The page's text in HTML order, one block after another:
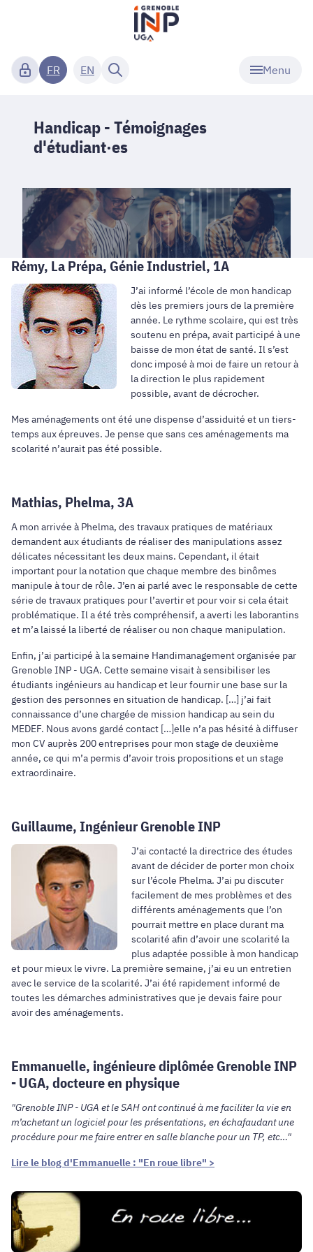
Menu
FR EN
Handicap - Témoignages
d'étudiant·es
Rémy, La Prépa, Génie Industriel, 1A
J’ai informé l’école de mon handicap
dès les premiers jours de la première
année. Le rythme scolaire, qui est très
soutenu en prépa, avait participé à une
baisse de mon état de santé. Il s’est
donc imposé à moi de faire un retour à
la direction le plus rapidement
possible, avant de décrocher.
Mes aménagements ont été une dispense d’assiduité et un tiers-
temps aux épreuves. Je pense que sans ces aménagements ma
scolarité n’aurait pas été possible.
Mathias, Phelma, 3A
A mon arrivée à Phelma, des travaux pratiques de matériaux
demandent aux étudiants de réaliser des manipulations assez
délicates nécessitant les deux mains. Cependant, il était
important pour la notation que chaque membre des binômes
manipule à tour de rôle. J’en ai parlé avec le responsable de cette
série de travaux pratiques pour l’avertir et pour voir si cela était
problématique. Il a été très compréhensif, a averti les laborantins
et m’a laissé la liberté de réaliser ou non chaque manipulation.
Enfin, j’ai participé à la semaine Handimanagement organisée par
Grenoble INP - UGA. Cette semaine visait à sensibiliser les
étudiants ingénieurs au handicap et leur fournir une base sur la
gestion des personnes en situation de handicap. […] j’ai fait
connaissance d’une chargée de mission handicap au sein du
MEDEF. Nous avons gardé contact […]elle n’a pas hésité à diffuser
mon CV auprès 200 entreprises pour mon stage de deuxième
année, ce qui m’a permis d’avoir trois propositions et un stage
extraordinaire.
Guillaume, Ingénieur Grenoble INP
J’ai contacté la directrice des études
avant de décider de porter mon choix
sur l’école Phelma. J’ai pu discuter
facilement de mes problèmes et des
différents aménagements que l’on
pourrait mettre en place durant ma
scolarité afin d’avoir une scolarité la
plus adaptée possible à mon handicap
et pour mieux le vivre. La première semaine, j’ai eu un entretien
avec le service de la scolarité. J’ai été rapidement informé de
toutes les démarches administratives que je devais faire pour
avoir des aménagements.
Emmanuelle, ingénieure diplômée Grenoble INP
- UGA, docteure en physique
"Grenoble INP - UGA et le SAH ont continué à me faciliter la vie en
m’achetant un logiciel pour les présentations, en échafaudant une
procédure pour me faire entrer en salle blanche pour un TP, etc…"
Lire le blog d'Emmanuelle : "En roue libre" >